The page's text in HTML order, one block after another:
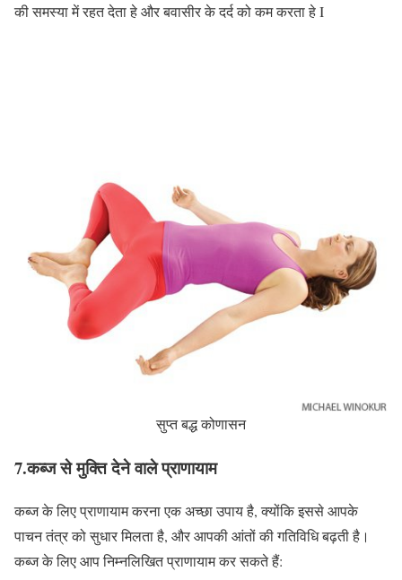
की समस्या में रहत देता हे और बवासीर के दर्द को कम करता हे I
सुप्त बद्ध कोणासन
7.कब्ज से मुक्ति देने वाले प्राणायाम
कब्ज के लिए प्राणायाम करना एक अच्छा उपाय है, क्योंकि इससे आपके
पाचन तंत्र को सुधार मिलता है, और आपकी आंतों की गतिविधि बढ़ती है।
कब्ज के लिए आप निम्नलिखित प्राणायाम कर सकते हैं: